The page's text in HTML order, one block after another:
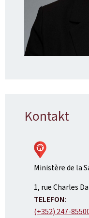
Kontakt
Ministère de la
ADRESSE:
1, rue Charles
TELEFON:
(+352) 247-